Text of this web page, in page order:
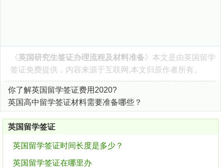
《英国研究生签证办理流程及材料准备》本文是由英国留学
签证免费提供，内容来源于互联网,本文归原作者所有。
你了解英国留学签证费用2020?
英国高中留学签证材料需要准备哪些？
英国留学签证
英国留学签证时间长度是多少？
英国留学签证在哪里办